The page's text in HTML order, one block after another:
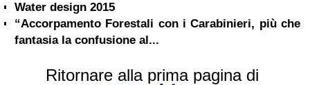
Water design 2015
“Accorpamento Forestali con i Carabinieri, più che
fantasia la confusione al...
Ritornare alla prima pagina di